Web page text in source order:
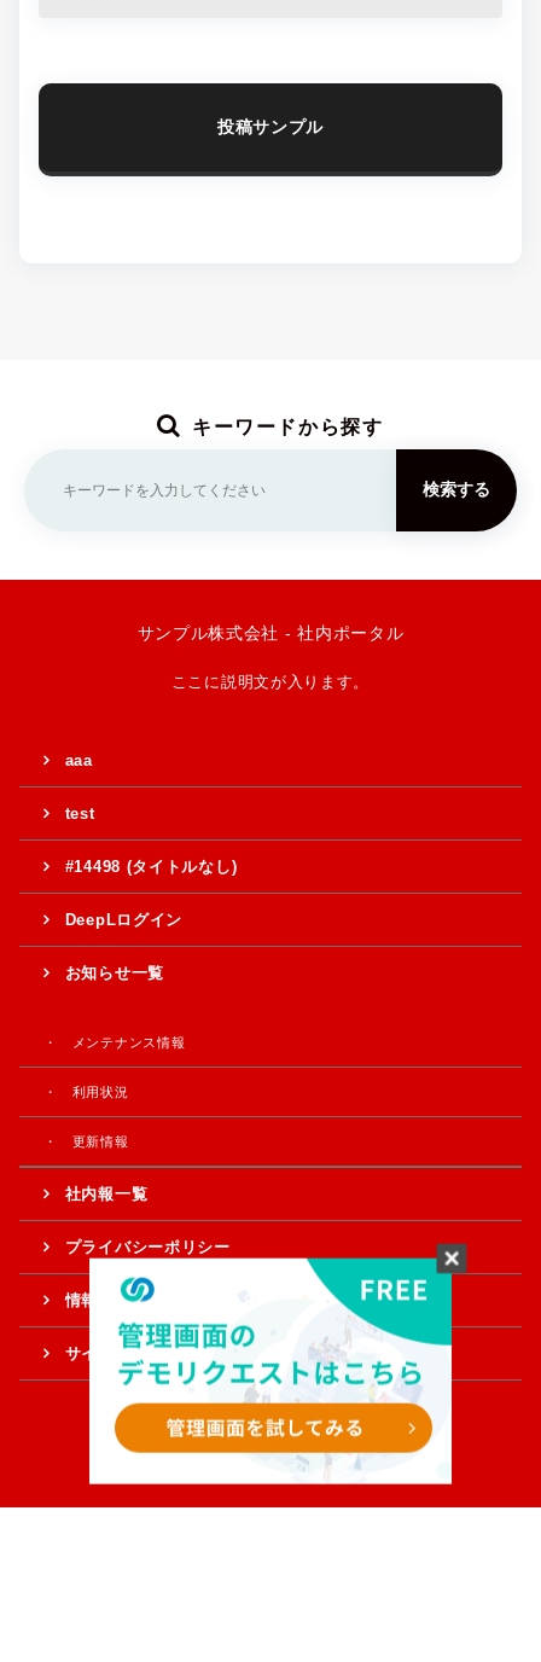
投稿サンプル
キーワードから探す
検索する
サンプル株式会社 - 社内ポータル
ここに説明文が入ります。
aaa
test
#14498 (タイトルなし)
DeepLログイン
お知らせ一覧
メンテナンス情報
利用状況
更新情報
社内報一覧
プライバシーポリシー
情報提供・ご意見
サイトマップ
Copyright © Sample Corporation. All Rights Reserved.